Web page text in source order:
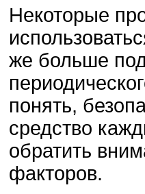
Некоторые
же больше
понять,
средство
обратить
факторов.